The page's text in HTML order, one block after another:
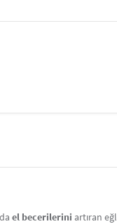
el becerilerini artıran